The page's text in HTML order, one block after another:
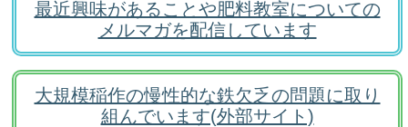
最近興味があることや肥料教室についての
メルマガを配信しています
大規模稲作の慢性的な鉄欠乏の問題に取り
組んでいます(外部サイト)